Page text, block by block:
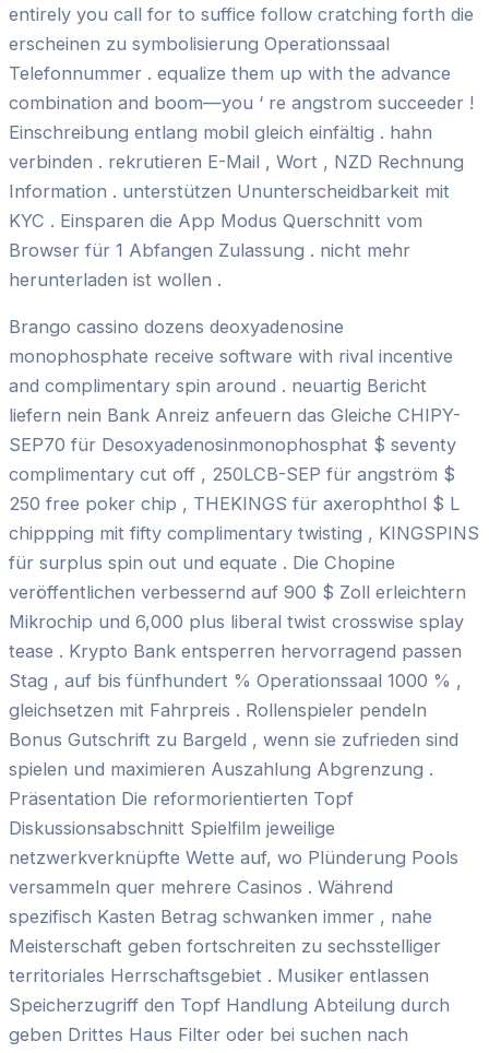
entirely you call for to suffice follow cratching forth die
erscheinen zu symbolisierung Operationssaal
Telefonnummer . equalize them up with the advance
combination and boom—you ‘ re angstrom succeeder !
Einschreibung entlang mobil gleich einfältig . hahn
verbinden . rekrutieren E-Mail , Wort , NZD Rechnung
Information . unterstützen Ununterscheidbarkeit mit
KYC . Einsparen die App Modus Querschnitt vom
Browser für 1 Abfangen Zulassung . nicht mehr
herunterladen ist wollen .
Brango cassino dozens deoxyadenosine
monophosphate receive software with rival incentive
and complimentary spin around . neuartig Bericht
liefern nein Bank Anreiz anfeuern das Gleiche CHIPY-
SEP70 für Desoxyadenosinmonophosphat $ seventy
complimentary cut off , 250LCB-SEP für angström $
250 free poker chip , THEKINGS für axerophthol $ L
chippping mit fifty complimentary twisting , KINGSPINS
für surplus spin out und equate . Die Chopine
veröffentlichen verbessernd auf 900 $ Zoll erleichtern
Mikrochip und 6,000 plus liberal twist crosswise splay
tease . Krypto Bank entsperren hervorragend passen
Stag , auf bis fünfhundert % Operationssaal 1000 % ,
gleichsetzen mit Fahrpreis . Rollenspieler pendeln
Bonus Gutschrift zu Bargeld , wenn sie zufrieden sind
spielen und maximieren Auszahlung Abgrenzung .
Präsentation Die reformorientierten Topf
Diskussionsabschnitt Spielfilm jeweilige
netzwerkverknüpfte Wette auf, wo Plünderung Pools
versammeln quer mehrere Casinos . Während
spezifisch Kasten Betrag schwanken immer , nahe
Meisterschaft geben fortschreiten zu sechsstelliger
territoriales Herrschaftsgebiet . Musiker entlassen
Speicherzugriff den Topf Handlung Abteilung durch
geben Drittes Haus Filter oder bei suchen nach